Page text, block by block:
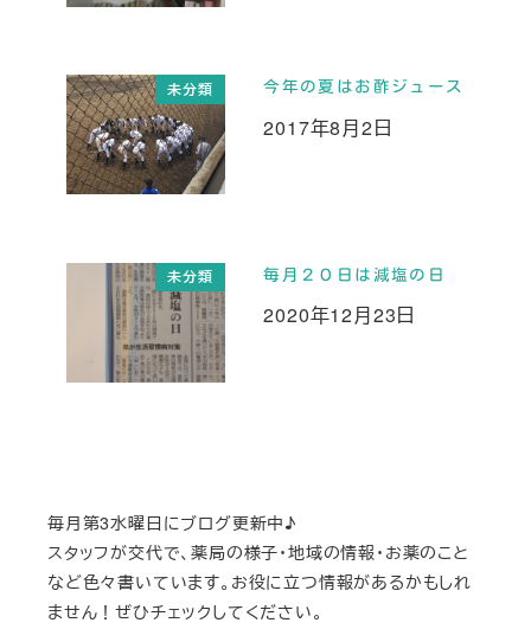
未分類 今年の夏はお酢ジュース
投稿日
2017年8月2日
未分類 毎月２０日は減塩の日
投稿日
2020年12月23日
毎月第3水曜日にブログ更新中♪
スタッフが交代で、薬局の様子・地域の情報・お薬のこと
など色々書いています。お役に立つ情報があるかもしれ
ません！ぜひチェックしてください。